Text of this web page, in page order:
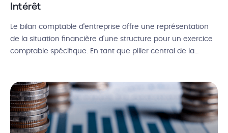
Intérêt
Le bilan comptable d’entreprise offre une représentation
de la situation financière d’une structure pour un exercice
comptable spécifique. En tant que pilier central de la
d’entreprise, il peut être difficile de créer soi-même ce
document dans les règles de […]